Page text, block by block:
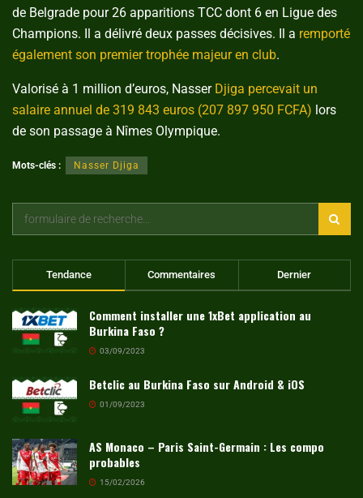
de Belgrade pour 26 apparitions TCC dont 6 en Ligue des
Champions. Il a délivré deux passes décisives. Il a remporté
également son premier trophée majeur en club.
Valorisé à 1 million d’euros, Nasser Djiga percevait un
salaire annuel de 319 843 euros (207 897 950 FCFA) lors
de son passage à Nîmes Olympique.
Mots-clés : Nasser Djiga
Tendance Commentaires Dernier
Comment installer une 1xBet application au
Burkina Faso ?
03/09/2023
Betclic au Burkina Faso sur Android & iOS
01/09/2023
AS Monaco – Paris Saint-Germain : Les compo
probables
15/02/2026